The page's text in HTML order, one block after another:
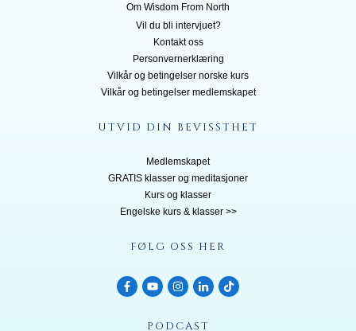
Om Wisdom From North
Vil du bli intervjuet?
Kontakt oss
Personvernerklæring
Vilkår og betingelser norske kurs
Vilkår og betingelser medlemskapet
UTVID DIN BEVISSTHET
Medlemskapet
GRATIS klasser og meditasjoner
Kurs og klasser
Engelske kurs & klasser >>
FØLG OSS HER
PODCAST